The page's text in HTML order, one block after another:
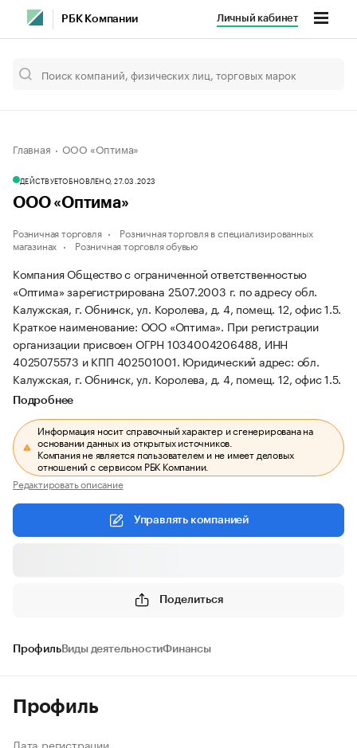
РБК Компании Личный кабинет
Главная ООО «Оптима»
ДЕЙСТВУЕТОБНОВЛЕНО, 27.03.2023
ООО «Оптима»
Розничная торговля
Розничная торговля в специализированных
магазинах
Розничная торговля обувью
Компания Общество с ограниченной ответственностью
«Оптима» зарегистрирована 25.07.2003 г. по адресу обл.
Калужская, г. Обнинск, ул. Королева, д. 4, помещ. 12, офис 1.5.
Краткое наименование: ООО «Оптима». При регистрации
организации присвоен ОГРН 1034004206488, ИНН
4025075573 и КПП 402501001. Юридический адрес: обл.
Калужская, г. Обнинск, ул. Королева, д. 4, помещ. 12, офис 1.5.
Подробнее
Информация носит справочный характер и сгенерирована на
основании данных из открытых источников.
Компания не является пользователем и не имеет деловых
отношений с сервисом РБК Компании.
Редактировать описание
Управлять компанией
Поделиться
ПрофильВиды деятельностиФинансы
Профиль
Дата регистрации